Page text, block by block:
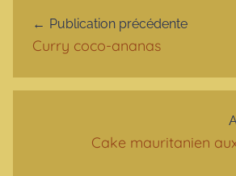
Publication précédente
Curry coco-ananas
Cake mauritanien